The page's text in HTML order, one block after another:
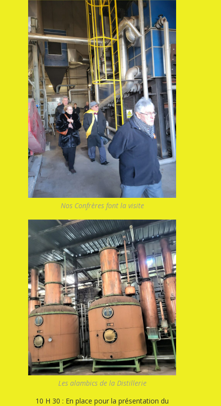
Nos Confrères font la visite
Les alambics de la Distillerie
10 H 30 : En place pour la présentation du